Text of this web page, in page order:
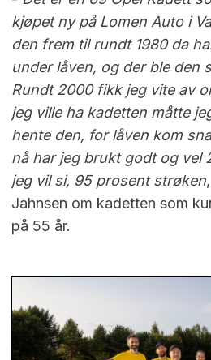
kjøpet ny på Lomen Auto i
den frem til rundt 1980 da
under låven, og der ble den
Rundt 2000 fikk jeg vite av
jeg ville ha kadetten måtte
hente den, for låven kom
nå har jeg brukt godt og vel
jeg vil si, 95 prosent strøken
Jahnsen om kadetten som
på 55 år.